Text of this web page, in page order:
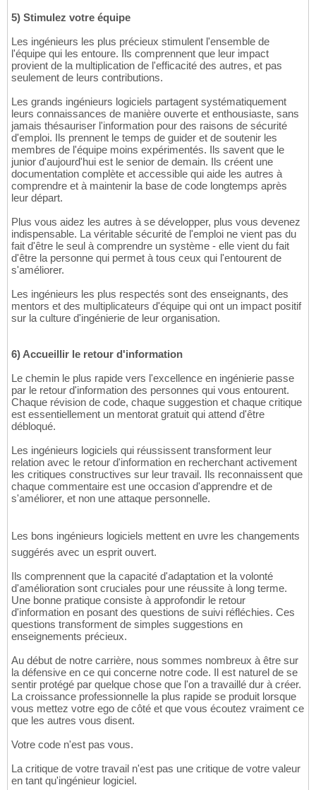
5) Stimulez votre équipe
Les ingénieurs les plus précieux stimulent l'ensemble de
l'équipe qui les entoure. Ils comprennent que leur impact
provient de la multiplication de l'efficacité des autres, et pas
seulement de leurs contributions.
Les grands ingénieurs logiciels partagent systématiquement
leurs connaissances de manière ouverte et enthousiaste, sans
jamais thésauriser l'information pour des raisons de sécurité
d'emploi. Ils prennent le temps de guider et de soutenir les
membres de l'équipe moins expérimentés. Ils savent que le
junior d'aujourd'hui est le senior de demain. Ils créent une
documentation complète et accessible qui aide les autres à
comprendre et à maintenir la base de code longtemps après
leur départ.
Plus vous aidez les autres à se développer, plus vous devenez
indispensable. La véritable sécurité de l'emploi ne vient pas du
fait d'être le seul à comprendre un système - elle vient du fait
d'être la personne qui permet à tous ceux qui l'entourent de
s'améliorer.
Les ingénieurs les plus respectés sont des enseignants, des
mentors et des multiplicateurs d'équipe qui ont un impact positif
sur la culture d'ingénierie de leur organisation.
6) Accueillir le retour d'information
Le chemin le plus rapide vers l'excellence en ingénierie passe
par le retour d'information des personnes qui vous entourent.
Chaque révision de code, chaque suggestion et chaque critique
est essentiellement un mentorat gratuit qui attend d'être
débloqué.
Les ingénieurs logiciels qui réussissent transforment leur
relation avec le retour d'information en recherchant activement
les critiques constructives sur leur travail. Ils reconnaissent que
chaque commentaire est une occasion d'apprendre et de
s'améliorer, et non une attaque personnelle.
Les bons ingénieurs logiciels mettent en uvre les changements
suggérés avec un esprit ouvert.
Ils comprennent que la capacité d'adaptation et la volonté
d'amélioration sont cruciales pour une réussite à long terme.
Une bonne pratique consiste à approfondir le retour
d'information en posant des questions de suivi réfléchies. Ces
questions transforment de simples suggestions en
enseignements précieux.
Au début de notre carrière, nous sommes nombreux à être sur
la défensive en ce qui concerne notre code. Il est naturel de se
sentir protégé par quelque chose que l'on a travaillé dur à créer.
La croissance professionnelle la plus rapide se produit lorsque
vous mettez votre ego de côté et que vous écoutez vraiment ce
que les autres vous disent.
Votre code n'est pas vous.
La critique de votre travail n'est pas une critique de votre valeur
en tant qu'ingénieur logiciel.